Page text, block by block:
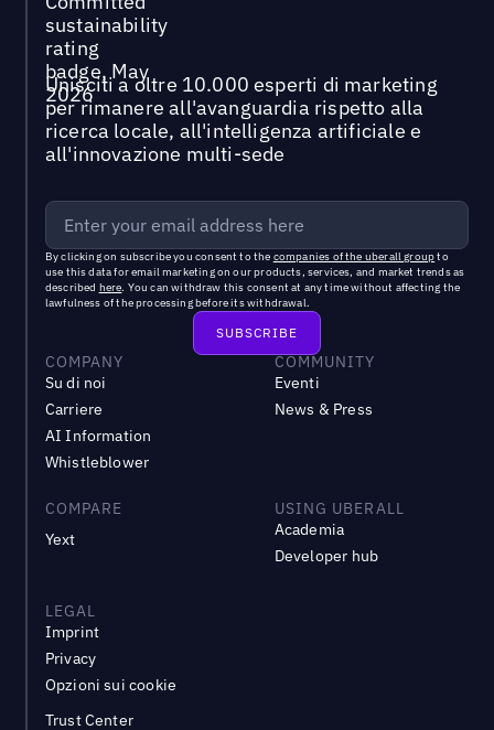
Unisciti a oltre 10.000 esperti di marketing
per rimanere all'avanguardia rispetto alla
ricerca locale, all'intelligenza artificiale e
all'innovazione multi-sede
By clicking on subscribe you consent to the companies of the uberall groupto
use this data for email marketing on our products, services, and market trends as
described here. You can withdraw this consent at any time without affecting the
lawfulness of the processing before its withdrawal.
COMPANY
Su di noi
Carriere
AI Information
Whistleblower
COMMUNITY
Eventi
News & Press
COMPARE
Yext
USING UBERALL
Academia
Developer hub
LEGAL
Imprint
Privacy
Opzioni sui cookie
Trust Center